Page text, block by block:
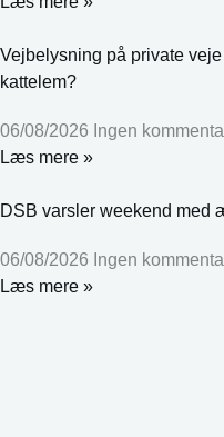
Vejbelysning på private
kattelem?
06/08/2026 Ingen
Læs mere »
DSB varsler weekend med
06/08/2026 Ingen
Læs mere »